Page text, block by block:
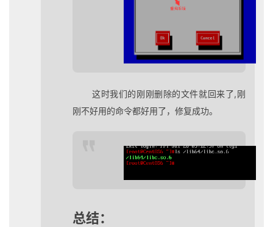
这时我们的刚刚删除的文件就回来了,刚
刚不好用的命令都好用了，修复成功。
总结：